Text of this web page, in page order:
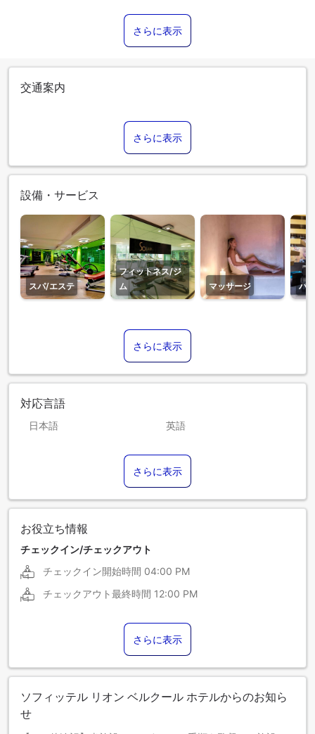
さらに表示
交通案内
さらに表示
設備・サービス
スパ/エステ
フィットネス/ジ
ム
マッサージ バー
さらに表示
対応言語
日本語 英語
ギリシア語
スペイン語 デンマーク語
ドイツ語
ロシア語
さらに表示
お役立ち情報
チェックイン/チェックアウト
チェックイン開始時間 04:00 PM
チェックアウト最終時間 12:00 PM
さらに表示
ソフィッテル リオン ベルクール ホテルからのお知ら
せ